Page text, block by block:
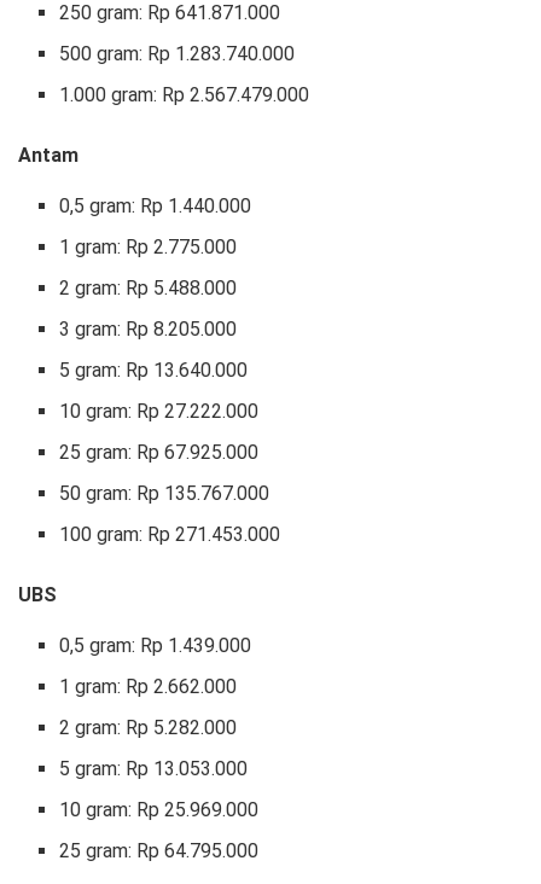
‎250 gram: Rp 641.871.000
‎500 gram: Rp 1.283.740.000
‎1.000 gram: Rp 2.567.479.000
Antam
0,5 gram: Rp 1.440.000
‎1 gram: Rp 2.775.000
‎2 gram: Rp 5.488.000
3 gram: Rp 8.205.000 ‎
5 gram: Rp 13.640.000
10 gram: Rp 27.222.000 ‎
25 gram: Rp 67.925.000
‎50 gram: Rp 135.767.000 ‎
100 gram: Rp 271.453.000
UBS
0,5 gram: Rp 1.439.000 ‎
1 gram: Rp 2.662.000
‎2 gram: Rp 5.282.000
‎5 gram: Rp 13.053.000
10 gram: Rp 25.969.000
‎25 gram: Rp 64.795.000 ‎